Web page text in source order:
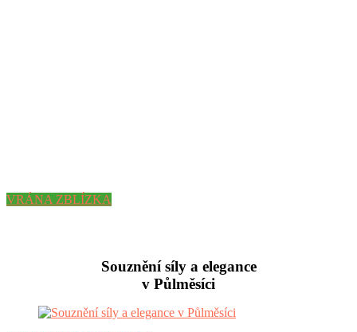
VRÁNA ZBLÍZKA
Souznění síly a elegance
v Půlměsíci